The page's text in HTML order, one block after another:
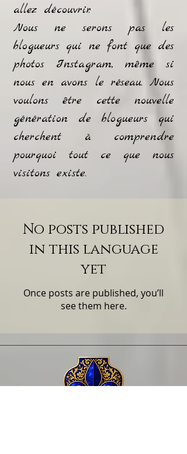
allez découvrir.
Nous ne serons pas les
blogueurs qui ne font que des
photos Instagram, même si
nous en avons le réseau. Nous
voulons être cette nouvelle
génération de blogueurs qui
cherchent à comprendre
pourquoi tout ce que nous
visitons existe.
No posts published
in this language
yet
Once posts are published, you’ll
see them here.